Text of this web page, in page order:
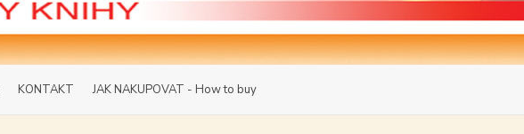
KONTAKT JAK NAKUPOVAT - How to buy